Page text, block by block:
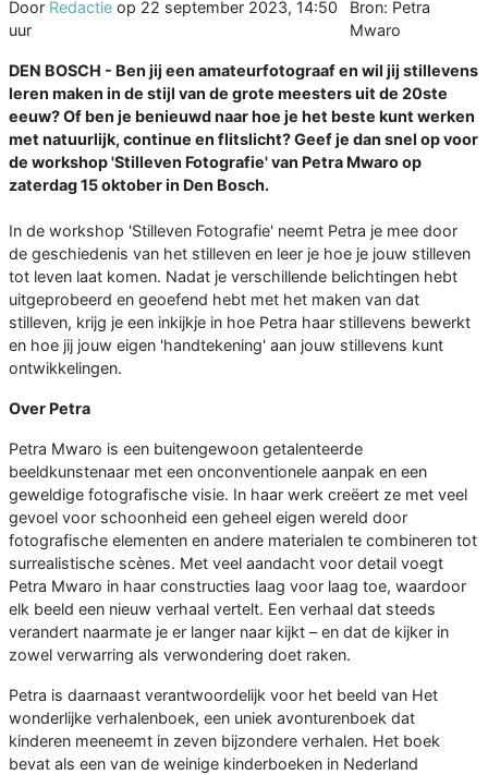
Door Redactie op 22 september 2023, 14:50
uur
Bron: Petra
Mwaro
DEN BOSCH - Ben jij een amateurfotograaf en wil jij stillevens
leren maken in de stijl van de grote meesters uit de 20ste
eeuw? Of ben je benieuwd naar hoe je het beste kunt werken
met natuurlijk, continue en flitslicht? Geef je dan snel op voor
de workshop 'Stilleven Fotografie' van Petra Mwaro op
zaterdag 15 oktober in Den Bosch.
In de workshop 'Stilleven Fotografie' neemt Petra je mee door
de geschiedenis van het stilleven en leer je hoe je jouw stilleven
tot leven laat komen. Nadat je verschillende belichtingen hebt
uitgeprobeerd en geoefend hebt met het maken van dat
stilleven, krijg je een inkijkje in hoe Petra haar stillevens bewerkt
en hoe jij jouw eigen 'handtekening' aan jouw stillevens kunt
ontwikkelingen.
Over Petra
Petra Mwaro is een buitengewoon getalenteerde
beeldkunstenaar met een onconventionele aanpak en een
geweldige fotografische visie. In haar werk creëert ze met veel
gevoel voor schoonheid een geheel eigen wereld door
fotografische elementen en andere materialen te combineren tot
surrealistische scènes. Met veel aandacht voor detail voegt
Petra Mwaro in haar constructies laag voor laag toe, waardoor
elk beeld een nieuw verhaal vertelt. Een verhaal dat steeds
verandert naarmate je er langer naar kijkt – en dat de kijker in
zowel verwarring als verwondering doet raken.
Petra is daarnaast verantwoordelijk voor het beeld van Het
wonderlijke verhalenboek, een uniek avonturenboek dat
kinderen meeneemt in zeven bijzondere verhalen. Het boek
bevat als een van de weinige kinderboeken in Nederland